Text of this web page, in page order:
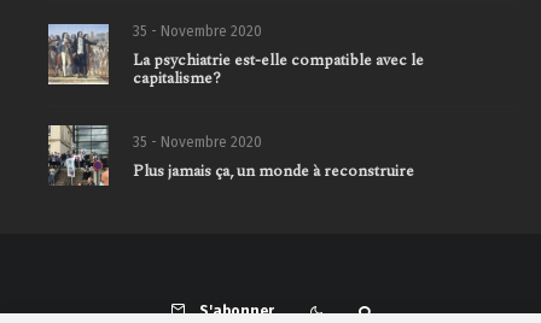
35 - Novembre 2020
La psychiatrie est-elle compatible avec le
capitalisme?
35 - Novembre 2020
Plus jamais ça, un monde à reconstruire
S'abonner